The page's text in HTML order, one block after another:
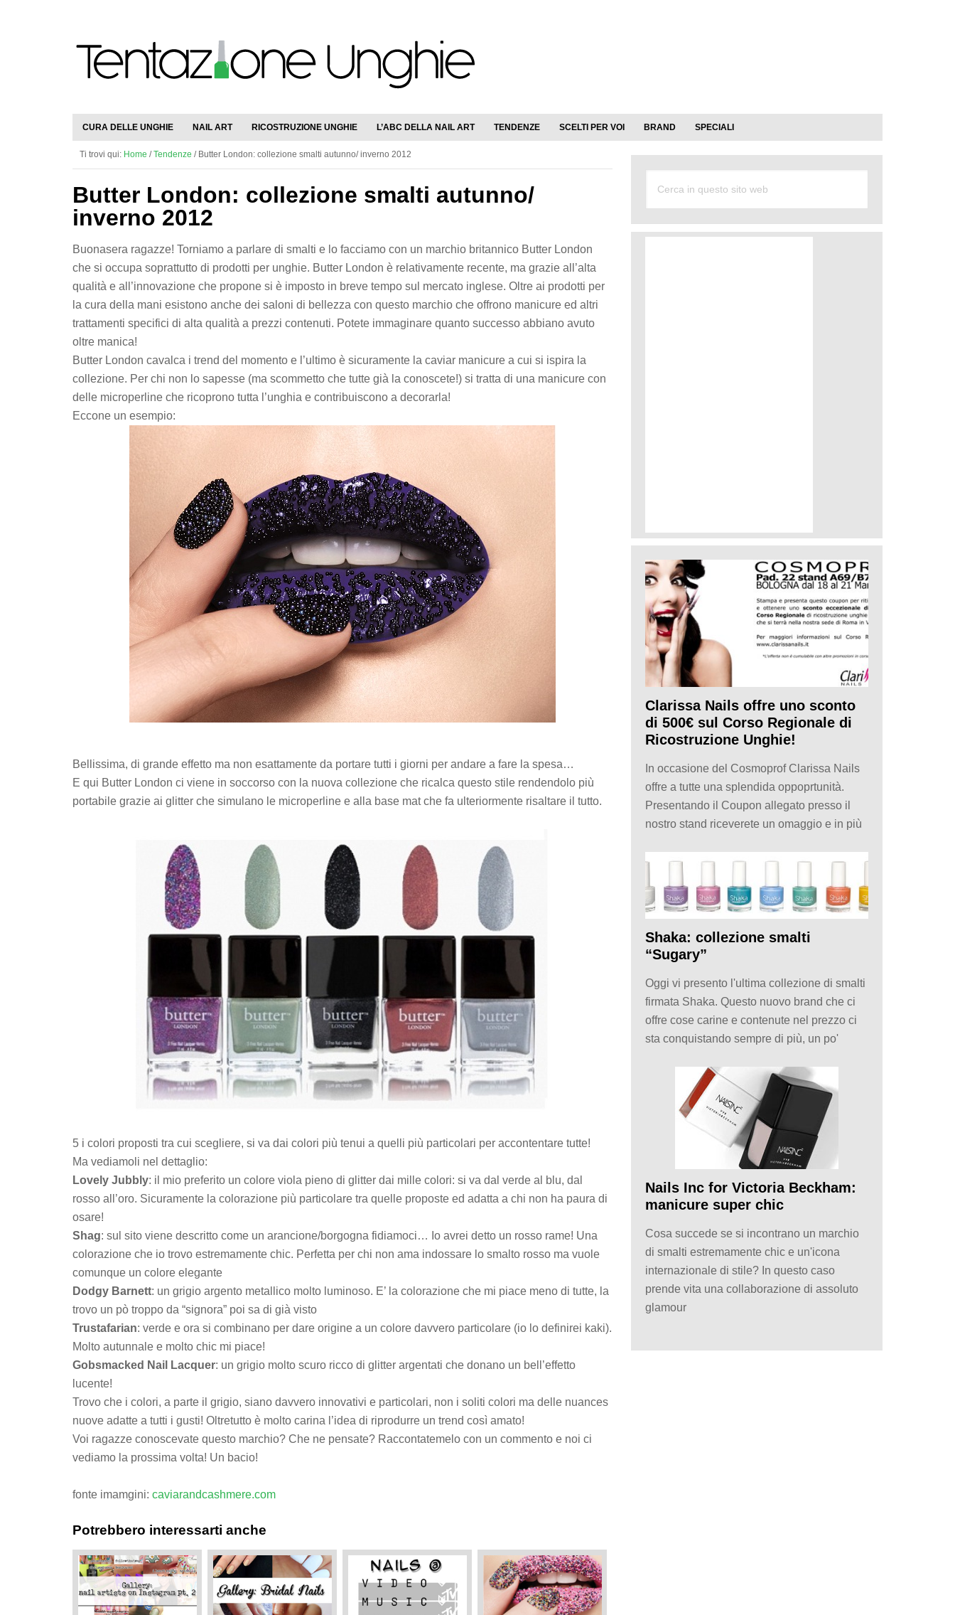
CURA DELLE UNGHIE NAIL ART RICOSTRUZIONE UNGHIE L’ABC DELLA NAIL ART TENDENZE SCELTI PER VOI BRAND SPECIALI
Ti trovi qui: Home / Tendenze /Butter London: collezione smalti autunno/ inverno 2012
Butter London: collezione smalti autunno/
inverno 2012
Buonasera ragazze! Torniamo a parlare di smalti e lo facciamo con un marchio britannico Butter London
che si occupa soprattutto di prodotti per unghie. Butter London è relativamente recente, ma grazie all’alta
qualità e all’innovazione che propone si è imposto in breve tempo sul mercato inglese. Oltre ai prodotti per
la cura della mani esistono anche dei saloni di bellezza con questo marchio che offrono manicure ed altri
trattamenti specifici di alta qualità a prezzi contenuti. Potete immaginare quanto successo abbiano avuto
oltre manica!
Butter London cavalca i trend del momento e l’ultimo è sicuramente la caviar manicure a cui si ispira la
collezione. Per chi non lo sapesse (ma scommetto che tutte già la conoscete!) si tratta di una manicure con
delle microperline che ricoprono tutta l’unghia e contribuiscono a decorarla!
Eccone un esempio:
Bellissima, di grande effetto ma non esattamente da portare tutti i giorni per andare a fare la spesa…
E qui Butter London ci viene in soccorso con la nuova collezione che ricalca questo stile rendendolo più
portabile grazie ai glitter che simulano le microperline e alla base mat che fa ulteriormente risaltare il tutto.
5 i colori proposti tra cui scegliere, si va dai colori più tenui a quelli più particolari per accontentare tutte!
Ma vediamoli nel dettaglio:
Lovely Jubbly: il mio preferito un colore viola pieno di glitter dai mille colori: si va dal verde al blu, dal
rosso all’oro. Sicuramente la colorazione più particolare tra quelle proposte ed adatta a chi non ha paura di
osare!
Shag: sul sito viene descritto come un arancione/borgogna fidiamoci… Io avrei detto un rosso rame! Una
colorazione che io trovo estremamente chic. Perfetta per chi non ama indossare lo smalto rosso ma vuole
comunque un colore elegante
Dodgy Barnett: un grigio argento metallico molto luminoso. E’ la colorazione che mi piace meno di tutte, la
trovo un pò troppo da “signora” poi sa di già visto
Trustafarian: verde e ora si combinano per dare origine a un colore davvero particolare (io lo definirei kaki).
Molto autunnale e molto chic mi piace!
Gobsmacked Nail Lacquer: un grigio molto scuro ricco di glitter argentati che donano un bell’effetto
lucente!
Trovo che i colori, a parte il grigio, siano davvero innovativi e particolari, non i soliti colori ma delle nuances
nuove adatte a tutti i gusti! Oltretutto è molto carina l’idea di riprodurre un trend così amato!
Voi ragazze conoscevate questo marchio? Che ne pensate? Raccontatemelo con un commento e noi ci
vediamo la prossima volta! Un bacio!
fonte imamgini: caviarandcashmere.com
Potrebbero interessarti anche
Clarissa Nails offre uno sconto
di 500€ sul Corso Regionale di
Ricostruzione Unghie!
In occasione del Cosmoprof Clarissa Nails
offre a tutte una splendida oppoprtunità.
Presentando il Coupon allegato presso il
nostro stand riceverete un omaggio e in più
Shaka: collezione smalti
“Sugary”
Oggi vi presento l'ultima collezione di smalti
firmata Shaka. Questo nuovo brand che ci
offre cose carine e contenute nel prezzo ci
sta conquistando sempre di più, un po'
Nails Inc for Victoria Beckham:
manicure super chic
Cosa succede se si incontrano un marchio
di smalti estremamente chic e un'icona
internazionale di stile? In questo caso
prende vita una collaborazione di assoluto
glamour